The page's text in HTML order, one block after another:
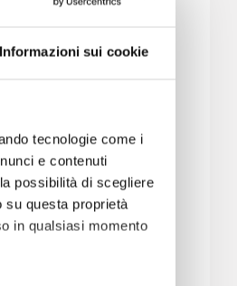
Informazioni sui cookie
tecnologie come i
e contenuti
possibilità di scegliere
su questa proprietà
in qualsiasi momento